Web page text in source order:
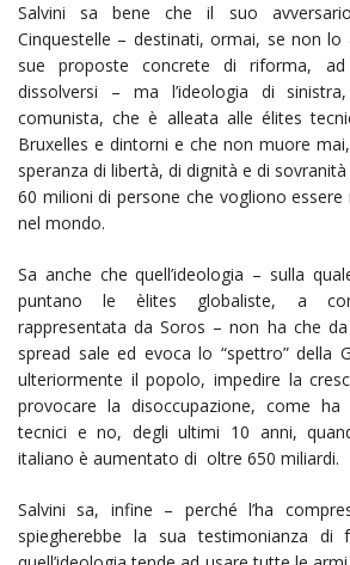
Salvini sa bene che il suo
Cinquestelle – destinati, ormai, se non lo
sue proposte concrete di riforma,
dissolversi – ma l’ideologia di
comunista, che è alleata alle élites
Bruxelles e dintorni e che non muore
speranza di libertà, di dignità e di
60 milioni di persone che vogliono
nel mondo.
Sa anche che quell’ideologia – sulla
puntano le èlites globaliste, a
rappresentata da Soros – non ha che
spread sale ed evoca lo “spettro” della
ulteriormente il popolo, impedire la
provocare la disoccupazione, come
tecnici e no, degli ultimi 10 anni,
italiano è aumentato di oltre 650 miliardi.
Salvini sa, infine – perché l’ha
spiegherebbe la sua testimonianza di